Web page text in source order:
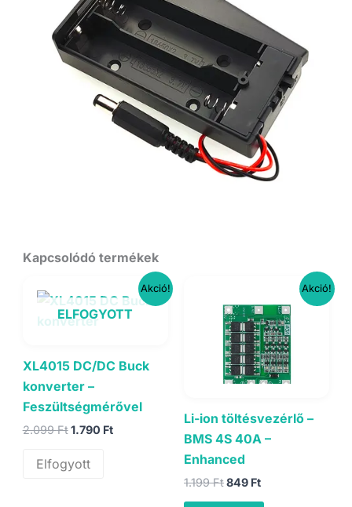
Kapcsolódó termékek
Akció!
ELFOGYOTT
XL4015 DC/DC Buck
konverter –
Feszültségmérővel
2.099FtOriginal
was:
2.099 Ft.
1.790 FtCurrent
Elfogyott
Akció!
Li-ion töltésvezérlő –
BMS 4S 40A –
Enhanced
1.199FtOriginal
849 FtCurrent